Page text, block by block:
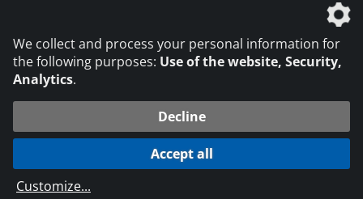
© 2026 DVS Media GmbH
Data protection settings
We collect and process your personal information for
the following purposes: Use of the website, Security,
Analytics.
Decline
Accept all
Customize...